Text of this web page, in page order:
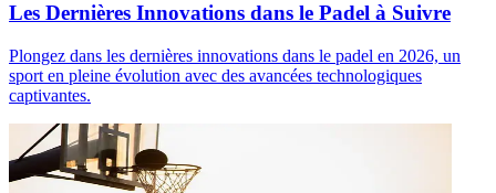
Les Dernières Innovations dans le Padel à Suivre
Plongez dans les dernières innovations dans le padel en 2026, un
sport en pleine évolution avec des avancées technologiques
captivantes.